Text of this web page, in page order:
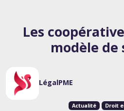
Les
modèle de
LégalPME
Actualité Droit